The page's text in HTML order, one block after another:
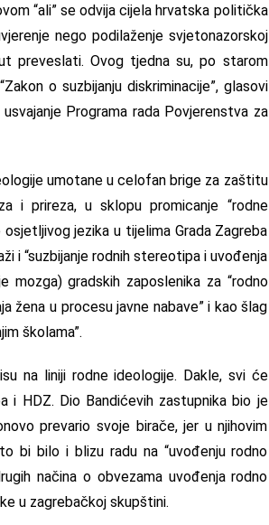
“ali” se odvija cijela hrvatska politička
nego podilaženje svjetonazorskoj
preveslati. Ovog tjedna su, po starom
o suzbijanju diskriminacije”, glasovi
Programa rada Povjerenstva za
umotane u celofan brige za zaštitu
i prireza, u sklopu promicanje “rodne
jezika u tijelima Grada Zagreba
i “suzbijanje rodnih stereotipa i uvođenja
mozga) gradskih zaposlenika za “rodno
žena u procesu javne nabave” i kao šlag
školama”.
na liniji rodne ideologije. Dakle, svi će
i HDZ. Dio Bandićevih zastupnika bio je
prevario svoje birače, jer u njihovim
bi bilo i blizu radu na “uvođenju rodno
načina o obvezama uvođenja rodno
u zagrebačkoj skupštini.